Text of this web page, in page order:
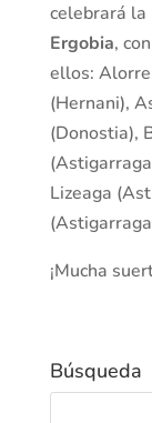
celebrará la
Ergobia,
ellos:
(Hernani),
(Donostia),
Lizeaga
¡Mucha
Búsqueda